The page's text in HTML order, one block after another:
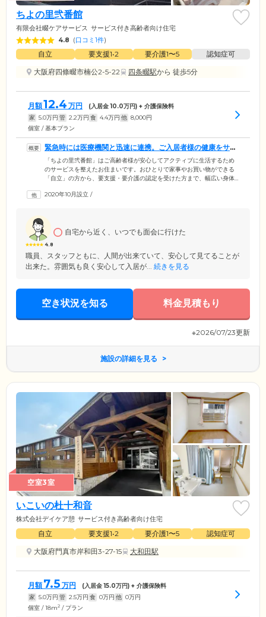
ちよの里弐番館
有限会社畷ケアサービス サービス付き高齢者向け住宅
4.8 (口コミ1件)
自立 要支援1•2 要介護1〜5
認知症可
大阪府四條畷市楠公2-5-22
四条畷駅から 徒歩5分
月額12.4 万円 (入居金10.0万円) + 介護保険料
家 5.0万円 管 2.2万円 食 4.4万円 他 8,000円
個室 / 基本プラン
緊急時には医療機関と迅速に連携。ご入居者様の健康をサポ
ートします
「ちよの里弐番館」はご高齢者様が安心してアクティブに生活するため
のサービスを整えたお住まいです。おひとりで家事やお買い物ができる
「自立」の方から、要支援・要介護の認定を受けた方まで、幅広い身体
おり、きめ細やかなケアでご入居者様の快適な暮らしをサポート。ま
ちの方もぜひ一度ご相談ください。
2020年10月設立 /
4.8
自宅から近く、いつでも面会に行けた
職員、スタッフともに、人間が出来ていて、安心して見てることが
出来た。雰囲気も良く安心して入居が... 続きを見る
空き状況を知る 料金見積もり
※2026/07/23更新
施設の詳細を見る
空室3室
いこいの杜十和音
株式会社デイケア憩 サービス付き高齢者向け住宅
自立 要支援1•2 要介護1〜5
認知症可
大阪府門真市岸和田3-27-15
大和田駅
月額 7.5 万円 (入居金15.0万円) + 介護保険料
家 5.0万円 管 2.5万円 食 0万円 他 0万円
個室 / 18m2 / プラン